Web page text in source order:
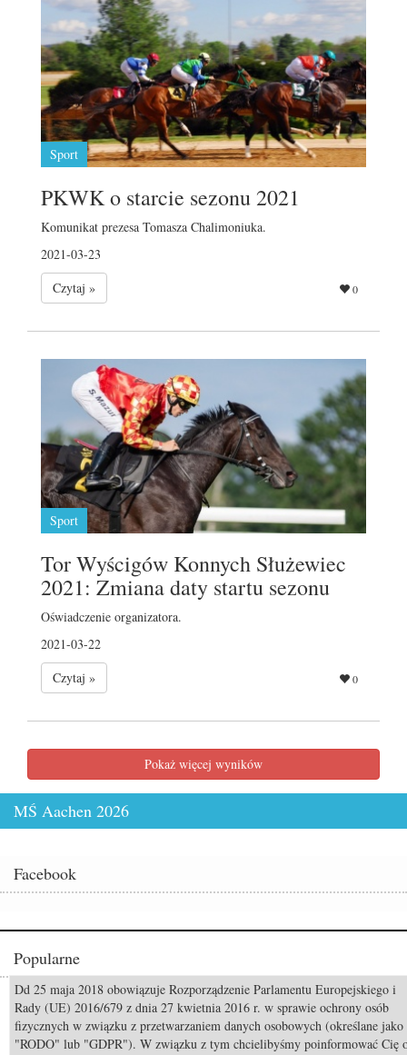
Sport
PKWK o starcie sezonu 2021
Komunikat prezesa Tomasza Chalimoniuka.
2021-03-23
Czytaj »
0
Sport
Tor Wyścigów Konnych Służewiec
2021: Zmiana daty startu sezonu
Oświadczenie organizatora.
2021-03-22
Czytaj »
0
Pokaż więcej wyników
MŚ Aachen 2026
Facebook
Popularne
Wyniki aukcji Pride of Poland 2026
Odszedł Monty Roberts – człowiek, który nauczył świat słuchać koni
Dd 25 maja 2018 obowiązuje Rozporządzenie Parlamentu Europejskiego i
Rady (UE) 2016/679 z dnia 27 kwietnia 2016 r. w sprawie ochrony osób
fizycznych w związku z przetwarzaniem danych osobowych (określane jako
"RODO" lub "GDPR"). W związku z tym chcielibyśmy poinformować Cię